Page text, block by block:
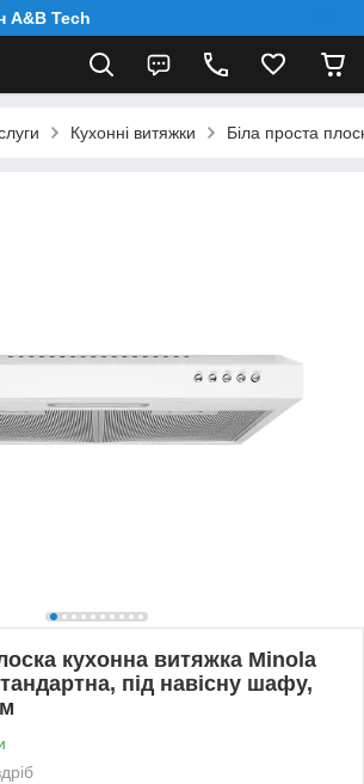
A&B Tech
Кухонні витяжки Біла проста
кухонна витяжка Minola
під навісну шафу,